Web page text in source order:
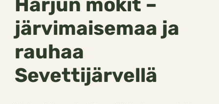
Harjun mökit –
järvimaisemaa ja
rauhaa
Sevettijärvellä